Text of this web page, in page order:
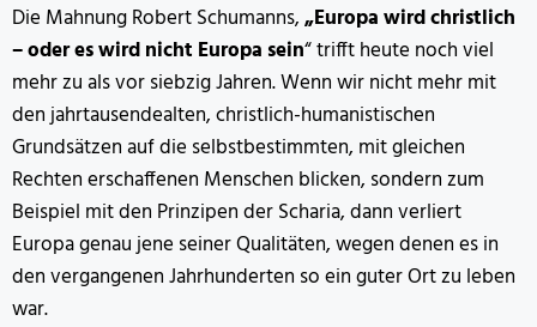
Die Mahnung Robert Schumanns,„Europa wird christlich
– oder es wird nicht Europa sein“ trifft heute noch viel
mehr zu als vor siebzig Jahren. Wenn wir nicht mehr mit
den jahrtausendealten, christlich-humanistischen
Grundsätzen auf die selbstbestimmten, mit gleichen
Rechten erschaffenen Menschen blicken, sondern zum
Beispiel mit den Prinzipen der Scharia, dann verliert
Europa genau jene seiner Qualitäten, wegen denen es in
den vergangenen Jahrhunderten so ein guter Ort zu leben
war.